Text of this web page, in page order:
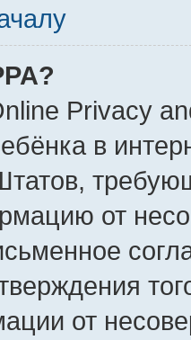
Privacy
в
от
от